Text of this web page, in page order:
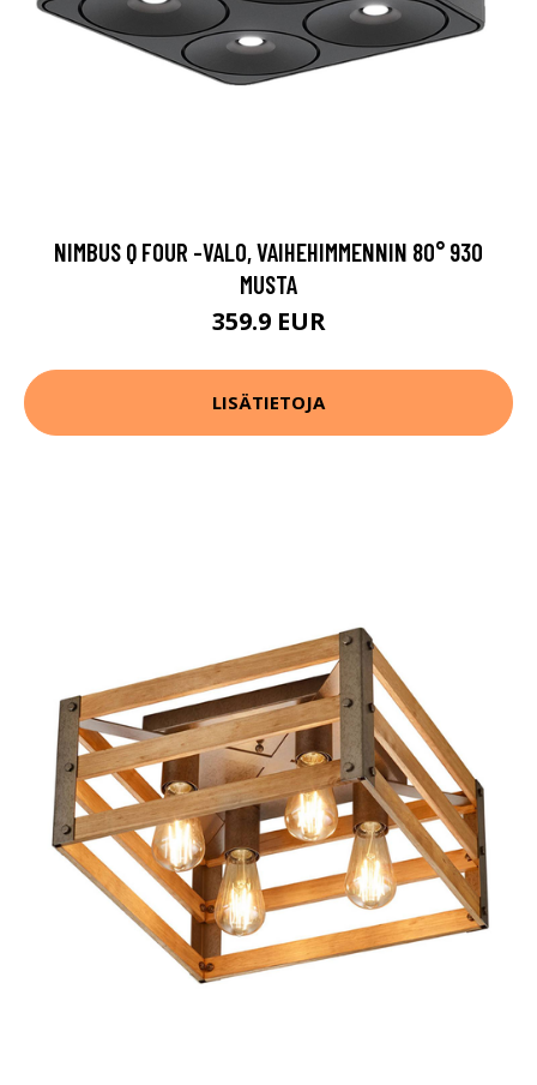
NIMBUS Q FOUR -VALO, VAIHEHIMMENNIN 80° 930
MUSTA
359.9 EUR
LISÄTIETOJA